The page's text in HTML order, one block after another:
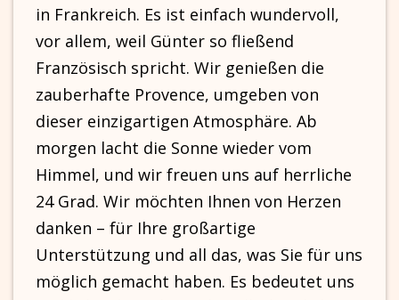
in Frankreich. Es ist einfach wundervoll,
vor allem, weil Günter so fließend
Französisch spricht. Wir genießen die
zauberhafte Provence, umgeben von
dieser einzigartigen Atmosphäre. Ab
morgen lacht die Sonne wieder vom
Himmel, und wir freuen uns auf herrliche
24 Grad. Wir möchten Ihnen von Herzen
danken – für Ihre großartige
Unterstützung und all das, was Sie für uns
möglich gemacht haben. Es bedeutet uns